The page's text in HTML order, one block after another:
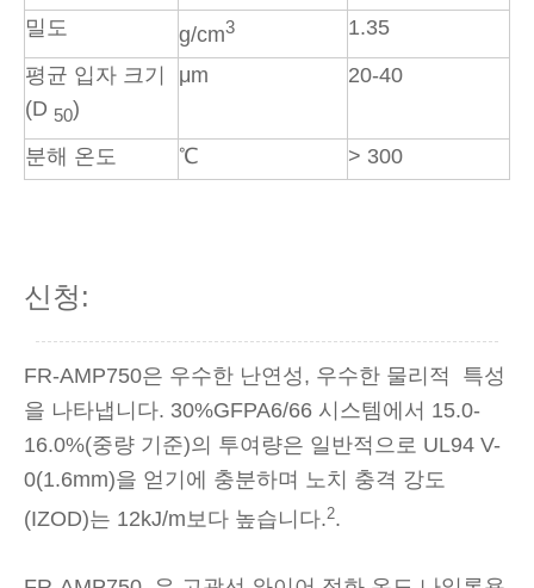
밀도
g/cm3
1.35
평균 입자 크기
(D 50)
μm 20-40
분해 온도 ℃ > 300
신청:
FR-AMP750은 우수한 난연성, 우수한 물리적
특성
을 나타냅니다. 30%GFPA6/66 시스템에서 15.0-
16.0%(중량 기준)의 투여량은 일반적으로 UL94 V-
0(1.6mm)을 얻기에 충분하며 노치 충격 강도
(IZOD)는 12kJ/m보다 높습니다.2.